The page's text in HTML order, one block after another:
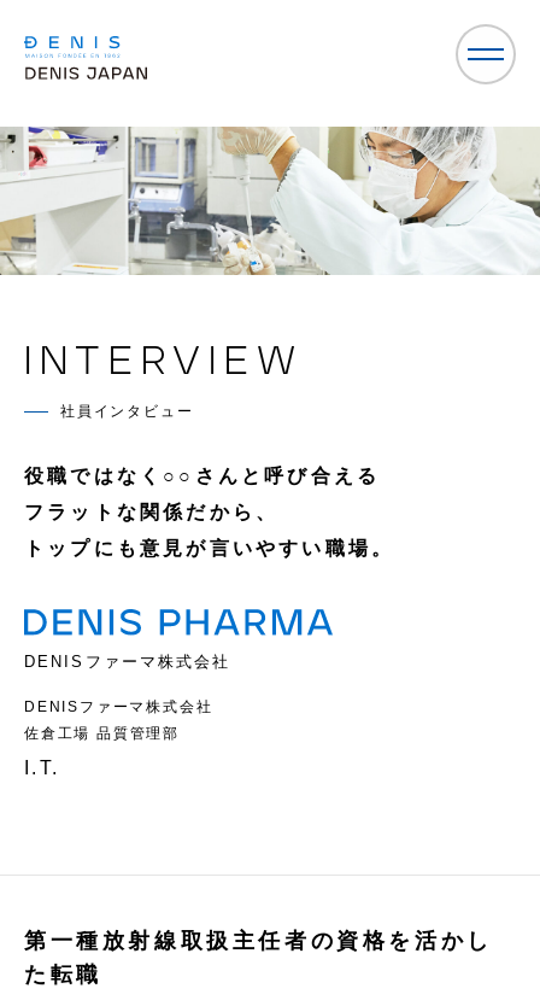
社員インタビュー
INTERVIEW
役職ではなく○○さんと呼び合える
フラットな関係だから、
トップにも意見が言いやすい職場。
DENISファーマ株式会社
DENISファーマ株式会社
佐倉工場 品質管理部
I.T.
第一種放射線取扱主任者の資格を活かし
た転職